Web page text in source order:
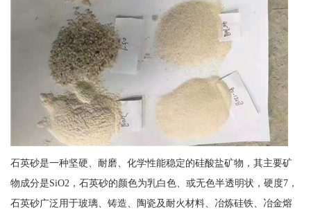
石英砂是一种坚硬、耐磨、化学性能稳定的硅酸盐矿物，其主要矿
物成分是SiO2，石英砂的颜色为乳白色、或无色半透明状，硬度7，
石英砂广泛用于玻璃、铸造、陶瓷及耐火材料、冶炼硅铁、冶金熔